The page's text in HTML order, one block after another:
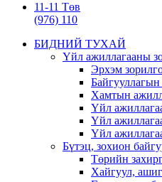
11-11 Төв
(976) 110
БИДНИЙ ТУХАЙ
Үйл ажиллагааны
Эрхэм
Байгууллагын
Хамтын
Үйл
Үйл
Үйл
Бүтэц, зохион
Төрийн
Хайгуул,